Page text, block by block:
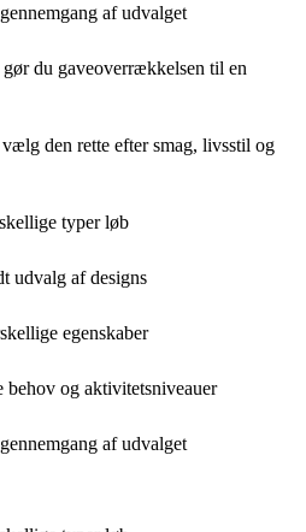
af udvalget
gør du gaveoverrækkelsen til en
den rette efter smag, livsstil og
typer løb
udvalg af designs
egenskaber
og aktivitetsniveauer
af udvalget